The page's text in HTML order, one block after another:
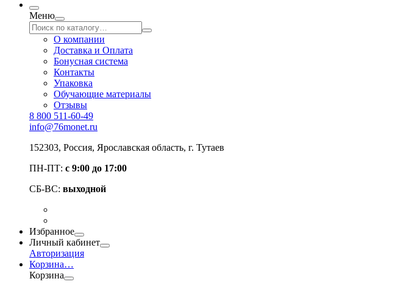
Меню
О компании
Доставка и Оплата
Бонусная система
Контакты
Упаковка
Обучающие материалы
Отзывы
8 800 511-60-49
info@76monet.ru
152303, Россия, Ярославская область, г. Тутаев
ПН-ПТ: с 9:00 до 17:00
СБ-ВС: выходной
Избранное
Личный кабинет
Авторизация
Корзина…
Корзина